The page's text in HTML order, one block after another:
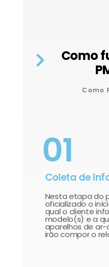
Como
Como
01
Coleta de
Nesta etapa do
oficializado o
qual o cliente
modelo(s) e a
aparelhos de
irão compor o